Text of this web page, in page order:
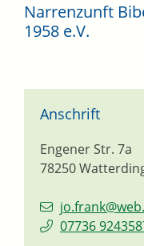
Narrenzunft
1958 e.V.
Anschrift
Engener Str. 7a
78250
07736